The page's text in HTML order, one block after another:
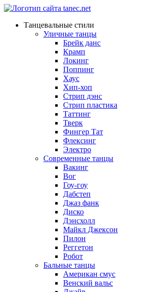
Танцевальные стили
Уличные танцы
Брейк данс
Крамп
Локинг
Поппинг
Хаус
Хип-хоп
Стрип дэнс
Стрип пластика
Таттинг
Тверк
Фингер Тат
Флексинг
Электро
Современные танцы
Вакинг
Вог
Гоу-гоу
Дабстеп
Джаз фанк
Диско
Дэнсхолл
Майкл Джексон
Пилон
Реггетон
Робот
Бальные танцы
Американ смус
Венский вальс